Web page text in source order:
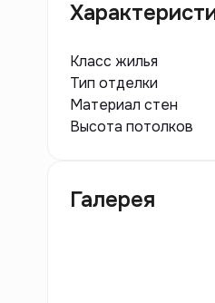
Класс жилья
Тип отделки
Материал стен
Высота потолков
Галерея